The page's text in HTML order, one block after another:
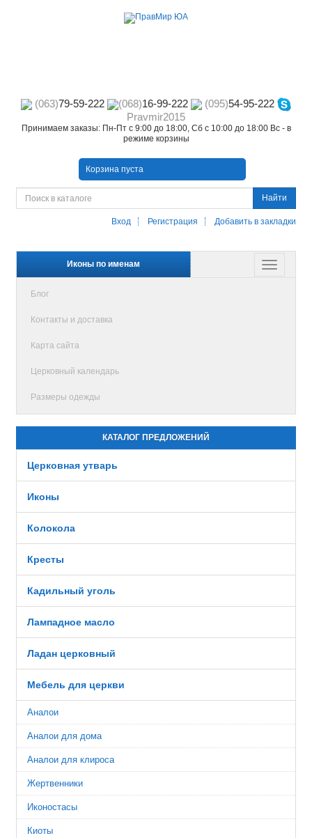
(063)79-59-222 (068)16-99-222 (095)54-95-222
Pravmir2015
Принимаем заказы: Пн-Пт с 9:00 до 18:00, Сб с 10:00 до 18:00 Вс - в
режиме корзины
Корзина пуста
Найти
Вход Регистрация Добавить в закладки
Иконы по именам
Блог
Контакты и доставка
Карта сайта
Церковный календарь
Размеры одежды
КАТАЛОГ ПРЕДЛОЖЕНИЙ
Церковная утварь
Иконы
Колокола
Кресты
Кадильный уголь
Лампадное масло
Ладан церковный
Мебель для церкви
Аналои
Аналои для дома
Аналои для клироса
Жертвенники
Иконостасы
Киоты